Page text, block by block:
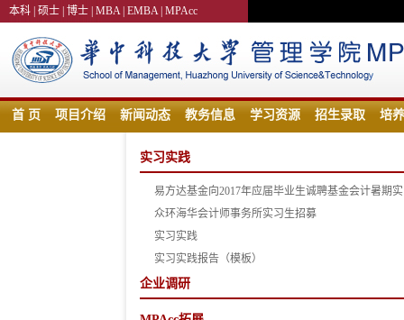
本科 硕士 博士 MBA| EMBA| MPAcc
首 页 项目介绍 新闻动态 教务信息 学习资源 招生录取 培
实习实践
易方达基金向2017年应届毕业生诚聘基金会计暑期
众环海华会计师事务所实习生招募
实习实践
实习实践报告（模板）
企业调研